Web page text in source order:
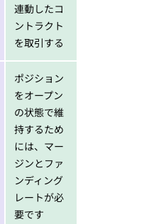
連動したコ
ントラクト
を取引する
ポジション
をオープン
の状態で維
持するため
には、マー
ジンとファ
ンディング
レートが必
要です